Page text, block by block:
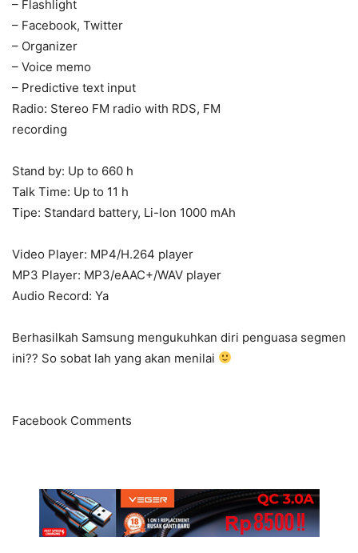
– Flashlight
– Facebook, Twitter
– Organizer
– Voice memo
– Predictive text input
Radio: Stereo FM radio with RDS, FM
recording
Stand by: Up to 660 h
Talk Time: Up to 11 h
Tipe: Standard battery, Li-Ion 1000 mAh
Video Player: MP4/H.264 player
MP3 Player: MP3/eAAC+/WAV player
Audio Record: Ya
Berhasilkah Samsung mengukuhkan diri penguasa segmen
ini?? So sobat lah yang akan menilai
Facebook Comments